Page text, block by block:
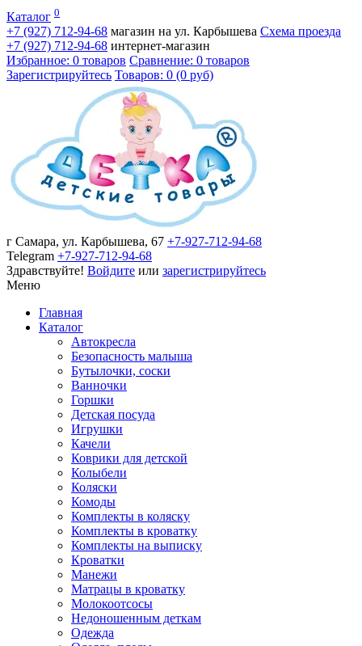
Каталог 0
+7 (927) 712-94-68 магазин на ул. Карбышева Схема проезда
+7 (927) 712-94-68 интернет-магазин
Избранное: 0 товаров Сравнение: 0 товаров
Зарегистрируйтесь Товаров: 0 (0 руб)
г Самара, ул. Карбышева, 67 +7-927-712-94-68
Telegram +7-927-712-94-68
Здравствуйте! Войдите или зарегистрируйтесь
Меню
Главная
Каталог
Автокресла
Безопасность малыша
Бутылочки, соски
Ванночки
Горшки
Детская посуда
Игрушки
Качели
Коврики для детской
Колыбели
Коляски
Комоды
Комплекты в коляску
Комплекты в кроватку
Комплекты на выписку
Кроватки
Манежи
Матрацы в кроватку
Молокоотсосы
Недоношенным деткам
Одежда